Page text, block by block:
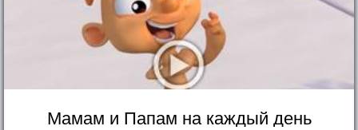
Мамам и Папам на каждый день